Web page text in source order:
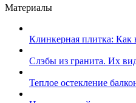
Материалы
Клинкерная плитка: Как
Слэбы из гранита. Их
Теплое остекление